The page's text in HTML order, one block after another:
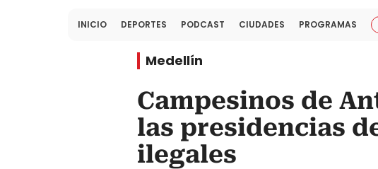
INICIO DEPORTES PODCAST CIUDADES PROGRAMAS
Medellín
Campesinos de
las presidencias
ilegales